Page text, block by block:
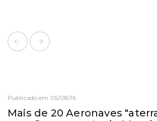
Publicado em 05/08/16
Mais de 20 Aeronaves